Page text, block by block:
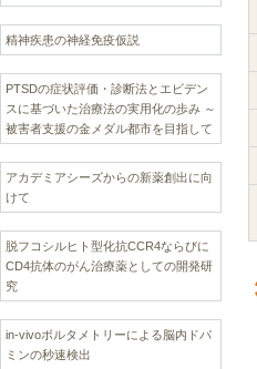
精神疾患の神経免疫仮説
PTSDの症状評価・診断法とエビデン
スに基づいた治療法の実用化の歩み ～
被害者支援の金メダル都市を目指して
アカデミアシーズからの新薬創出に向
けて
脱フコシルヒト型化抗CCR4ならびに
CD4抗体のがん治療薬としての開発研
究
in-vivoボルタメトリーによる脳内ドパ
ミンの秒速検出